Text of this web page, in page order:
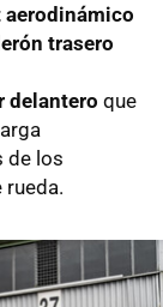
aerodinámico
trasero
delantero que
de los